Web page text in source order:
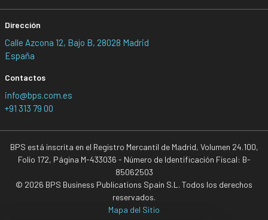
Dirección
Calle Azcona 12, Bajo B, 28028 Madrid
España
Contactos
info@bps.com.es
+91 313 79 00
BPS está inscrita en el Registro Mercantil de Madrid, Volumen 24.100,
Folio 172, Página M-433036 - Número de Identificación Fiscal: B-
85062503
© 2026 BPS Business Publications Spain S.L. Todos los derechos
reservados.
Mapa del Sitio